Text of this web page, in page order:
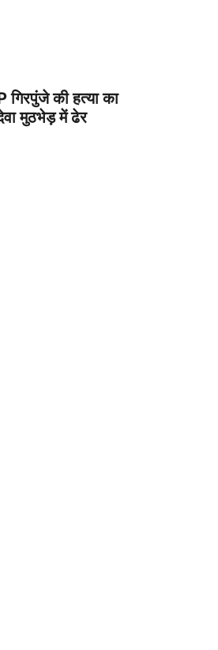
की हत्या का
मुठभेड़ में ढेर